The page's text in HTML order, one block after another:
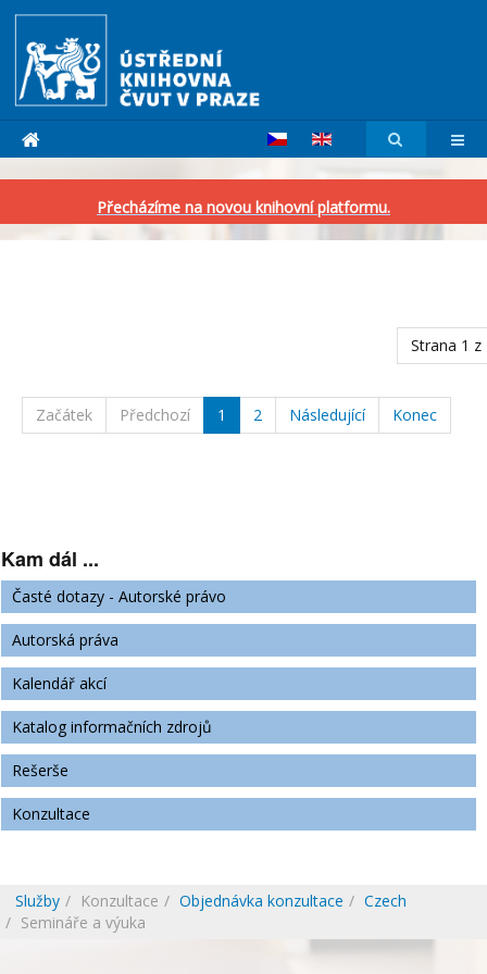
Přecházíme na novou knihovní platformu.
Strana 1 z
Začátek Předchozí 1 2 Následující Konec
Kam dál ...
Časté dotazy - Autorské právo
Autorská práva
Kalendář akcí
Katalog informačních zdrojů
Rešerše
Konzultace
Služby Konzultace Objednávka konzultace
Czech
Semináře a výuka